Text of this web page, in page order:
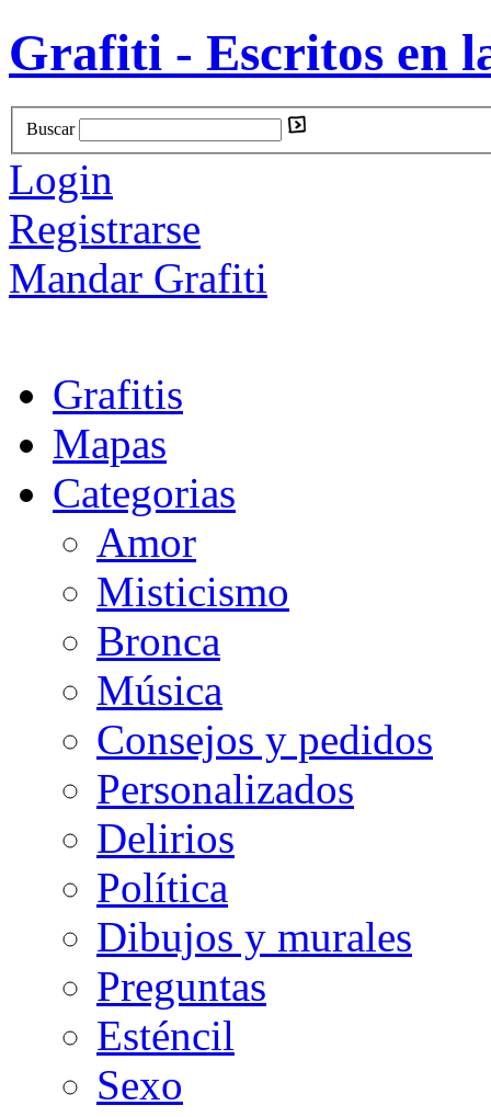
Grafiti - Escritos en
Buscar
Login
Registrarse
Mandar Grafiti
Grafitis
Mapas
Categorias
Amor
Misticismo
Bronca
Música
Consejos y pedidos
Personalizados
Delirios
Política
Dibujos y murales
Preguntas
Esténcil
Sexo